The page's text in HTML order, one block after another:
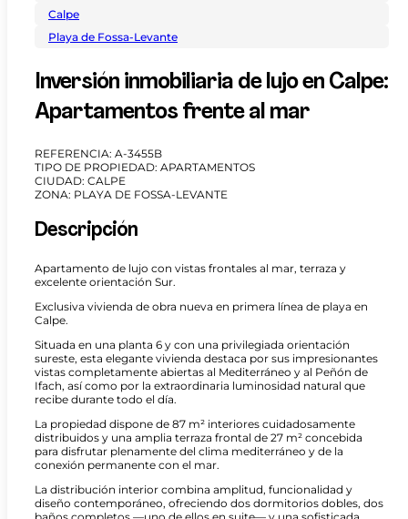
Calpe
Playa de Fossa-Levante
Inversión inmobiliaria de lujo en Calpe:
Apartamentos frente al mar
REFERENCIA: A-3455B
TIPO DE PROPIEDAD: APARTAMENTOS
CIUDAD: CALPE
ZONA: PLAYA DE FOSSA-LEVANTE
Descripción
Apartamento de lujo con vistas frontales al mar, terraza y
excelente orientación Sur.
Exclusiva vivienda de obra nueva en primera línea de playa en
Calpe.
Situada en una planta 6 y con una privilegiada orientación
sureste, esta elegante vivienda destaca por sus impresionantes
vistas completamente abiertas al Mediterráneo y al Peñón de
Ifach, así como por la extraordinaria luminosidad natural que
recibe durante todo el día.
La propiedad dispone de 87 m² interiores cuidadosamente
distribuidos y una amplia terraza frontal de 27 m² concebida
para disfrutar plenamente del clima mediterráneo y de la
conexión permanente con el mar.
La distribución interior combina amplitud, funcionalidad y
diseño contemporáneo, ofreciendo dos dormitorios dobles, dos